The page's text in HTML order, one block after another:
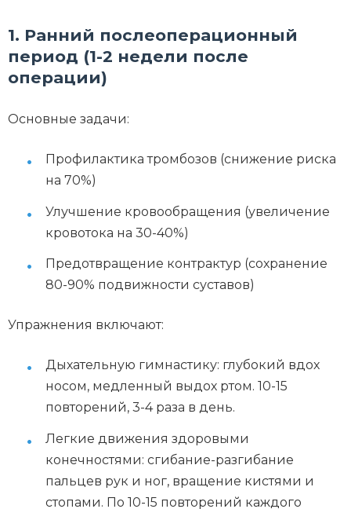
1. Ранний послеоперационный
период (1-2 недели после
операции)
Основные задачи:
Профилактика тромбозов (снижение риска
на 70%)
Улучшение кровообращения (увеличение
кровотока на 30-40%)
Предотвращение контрактур (сохранение
80-90% подвижности суставов)
Упражнения включают:
Дыхательную гимнастику: глубокий вдох
носом, медленный выдох ртом. 10-15
повторений, 3-4 раза в день.
Легкие движения здоровыми
конечностями: сгибание-разгибание
пальцев рук и ног, вращение кистями и
стопами. По 10-15 повторений каждого